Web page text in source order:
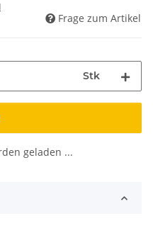
Frage zum Artikel
Stk
geladen ...